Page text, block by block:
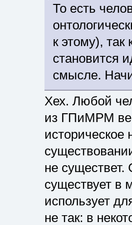
То есть
к этому),
становится
смысле.
Хех. Любой
из ГПиМРМ
историческое
не существет.
существует в
использует
не так: в